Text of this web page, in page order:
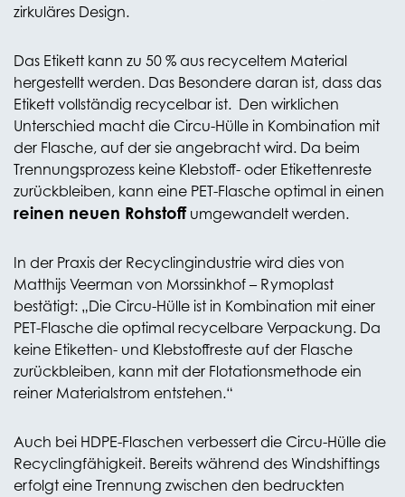
zirkuläres Design.
Das Etikett kann zu 50 % aus recyceltem Material
hergestellt werden. Das Besondere daran ist, dass das
Etikett vollständig recycelbar ist. Den wirklichen
Unterschied macht die Circu-Hülle in Kombination mit
der Flasche, auf der sie angebracht wird. Da beim
Trennungsprozess keine Klebstoff- oder Etikettenreste
zurückbleiben, kann eine PET-Flasche optimal in einen
reinen neuen Rohstoffumgewandelt werden.
In der Praxis der Recyclingindustrie wird dies von
Matthijs Veerman von Morssinkhof – Rymoplast
bestätigt: „Die Circu-Hülle ist in Kombination mit einer
PET-Flasche die optimal recycelbare Verpackung. Da
keine Etiketten- und Klebstoffreste auf der Flasche
zurückbleiben, kann mit der Flotationsmethode ein
reiner Materialstrom entstehen.“
Auch bei HDPE-Flaschen verbessert die Circu-Hülle die
Recyclingfähigkeit. Bereits während des Windshiftings
erfolgt eine Trennung zwischen den bedruckten